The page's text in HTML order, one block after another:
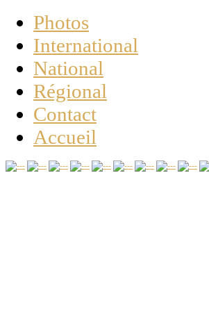
Photos
International
National
Régional
Contact
Accueil